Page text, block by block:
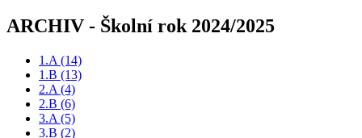
ARCHIV - Školní rok 2024/2025
1.A (14)
1.B (13)
2.A (4)
2.B (6)
3.A (5)
3.B (2)